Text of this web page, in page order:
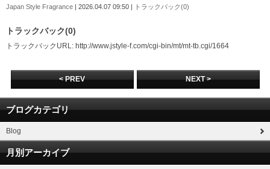
Japan Style Fragrance | 2026.04.07 09:50 | トラックバック(0)
トラックバック(0)
トラックバックURL: http://www.jstyle-f.com/cgi-bin/mt/mt-tb.cgi/1664
< PREV NEXT >
ブログカテゴリ
Blog
月別アーカイブ